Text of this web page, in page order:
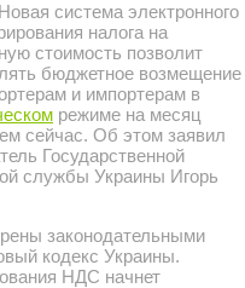
Новая система электронного
налога на
стоимость позволит
бюджетное возмещение
и импортерам в
режиме на месяц
сейчас. Об этом заявил
Государственной
службы Украины Игорь
законодательными
кодекс Украины.
НДС начнет